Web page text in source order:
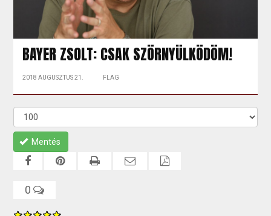
BAYER ZSOLT: CSAK SZÖRNYÜLKÖDÖM!
2018 AUGUSZTUS 21. FLAG
Mentés
0